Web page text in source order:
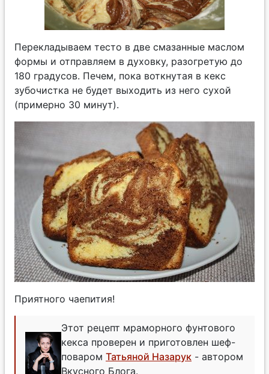
Перекладываем тесто в две смазанные маслом
формы и отправляем в духовку, разогретую до
180 градусов. Печем, пока воткнутая в кекс
зубочистка не будет выходить из него сухой
(примерно 30 минут).
Приятного чаепития!
Этот рецепт мраморного фунтового
кекса проверен и приготовлен шеф-
поваром Татьяной Назарук - автором
Вкусного Блога.